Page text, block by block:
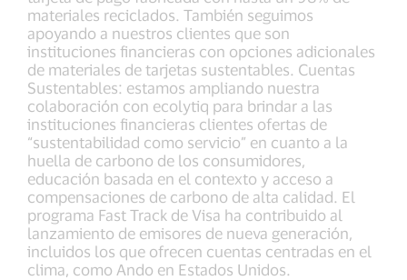
materiales reciclados. También seguimos
apoyando a nuestros clientes que son
instituciones financieras con opciones adicionales
de materiales de tarjetas sustentables. Cuentas
Sustentables: estamos ampliando nuestra
colaboración con ecolytiq para brindar a las
instituciones financieras clientes ofertas de
“sustentabilidad como servicio” en cuanto a la
huella de carbono de los consumidores,
educación basada en el contexto y acceso a
compensaciones de carbono de alta calidad. El
programa Fast Track de Visa ha contribuido al
lanzamiento de emisores de nueva generación,
incluidos los que ofrecen cuentas centradas en el
clima, como Ando en Estados Unidos.